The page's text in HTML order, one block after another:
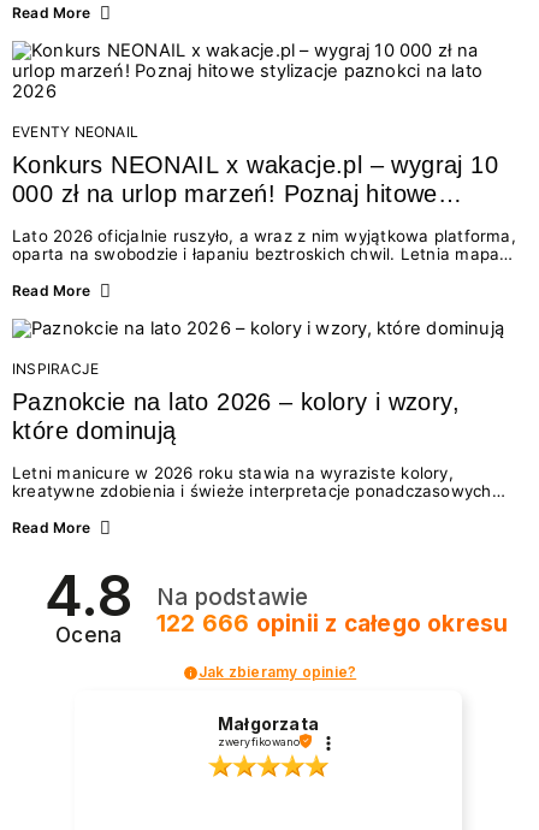
świata beauty i oszałamiających deserów to coś więcej niż
zmysłami: przez soczysty kolor, aksamitną teksturę,
orzeźwiający zapach i słodki akcent na podniebieniu. Tego lata
NEONAIL łączy siły z marką Willisch, tworząc unikalny projekt
na styku jedzenia i piękna....
Read More
EVENTY NEONAIL
Konkurs NEONAIL x wakacje.pl – wygraj 10
000 zł na urlop marzeń! Poznaj hitowe
Lato 2026 oficjalnie ruszyło, a wraz z nim wyjątkowa platforma,
oparta na swobodzie i łapaniu beztroskich chwil. Letnia mapa
doświadczenia wakacji – od spontanicznych wyjazdów, przez
Motywem przewodnim jest eksplorowanie i kolekcjonowanie
letnich momentów. Z tej okazji przygotowaliśmy coś absolutnie
wyjątkowego: wielki konkurs z wakacje.pl oraz dawkę
najgorętszych trendów w...
Read More
INSPIRACJE
Paznokcie na lato 2026 – kolory i wzory,
które dominują
Letni manicure w 2026 roku stawia na wyraziste kolory,
kreatywne zdobienia i świeże interpretacje ponadczasowych
zarówno energetycznych odcieni inspirowanych wakacjami, jak
2026? Znajdź inspirację dla swojego manicure!
Read More
4.8
Ocena
Na podstawie
122 666 opinii z całego okresu
Jak zbieramy opinie?
Małgorzata
zweryfikowano